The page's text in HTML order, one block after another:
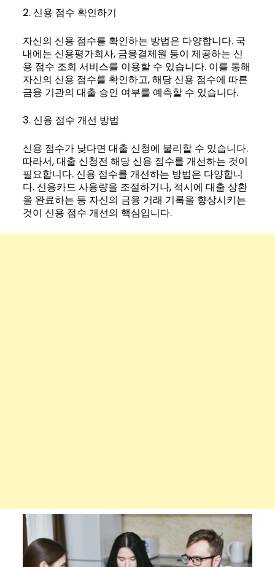
2. 신용 점수 확인하기
자신의 신용 점수를 확인하는 방법은 다양합니다. 국
내에는 신용평가회사, 금융결제원 등이 제공하는 신
용 점수 조회 서비스를 이용할 수 있습니다. 이를 통해
자신의 신용 점수를 확인하고, 해당 신용 점수에 따른
금융 기관의 대출 승인 여부를 예측할 수 있습니다.
3. 신용 점수 개선 방법
신용 점수가 낮다면 대출 신청에 불리할 수 있습니다.
따라서, 대출 신청전 해당 신용 점수를 개선하는 것이
필요합니다. 신용 점수를 개선하는 방법은 다양합니
다. 신용카드 사용량을 조절하거나, 적시에 대출 상환
을 완료하는 등 자신의 금융 거래 기록을 향상시키는
것이 신용 점수 개선의 핵심입니다.